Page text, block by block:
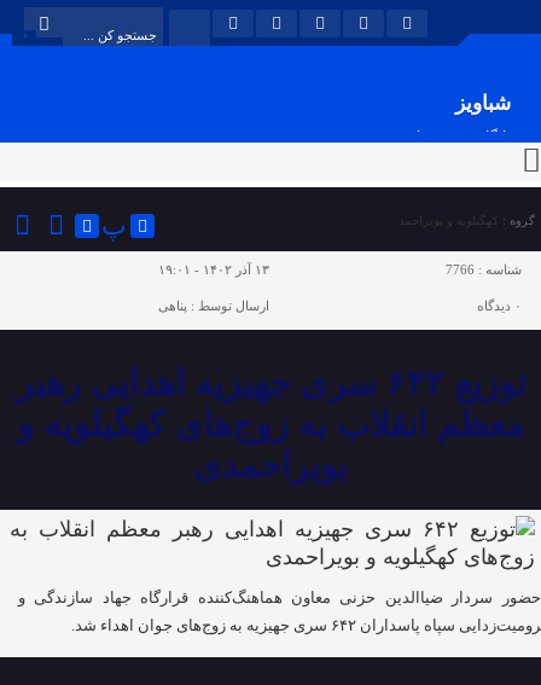
شباویز
پایگاه خبری شباویز
گروه : کهگیلویه و بویراحمد پ
شناسه : 7766 ۱۳ آذر ۱۴۰۲ - ۱۹:۰۱
۰ دیدگاه ارسال توسط : پناهی
توزیع ۶۴۲ سری جهیزیه اهدایی رهبر
معظم انقلاب به زوج‌های کهگیلویه و
بویراحمدی
حضور سردار ضیاالدین حزنی معاون هماهنگ‌‌کننده قرارگاه جهاد سازندگی و
سپاه پاسداران ۶۴۲ سری جهیزیه به زوج‌های جوان اهداء شد.